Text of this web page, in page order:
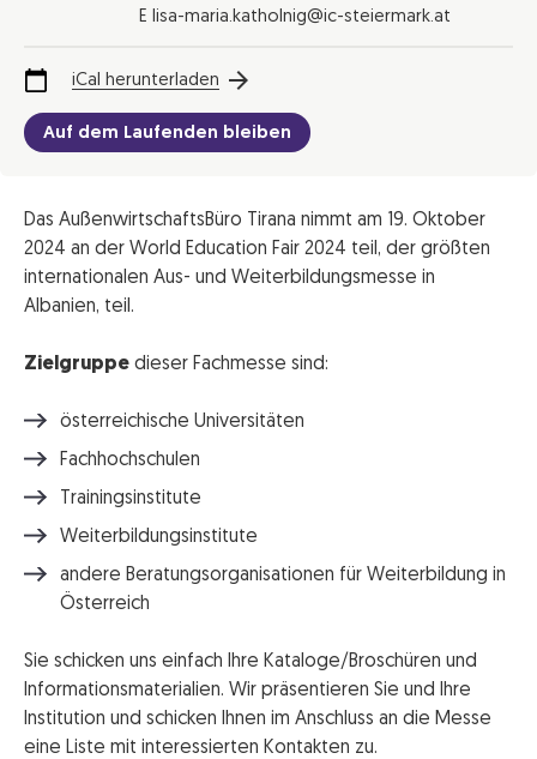
E lisa-maria.katholnig@ic-steiermark.at
iCal herunterladen
Auf dem Laufenden bleiben
Das AußenwirtschaftsBüro Tirana nimmt am 19. Oktober
2024 an der World Education Fair 2024 teil, der größten
internationalen Aus- und Weiterbildungsmesse in
Albanien, teil.
Zielgruppe dieser Fachmesse sind:
österreichische Universitäten
Fachhochschulen
Trainingsinstitute
Weiterbildungsinstitute
andere Beratungsorganisationen für Weiterbildung in
Österreich
Sie schicken uns einfach Ihre Kataloge/Broschüren und
Informationsmaterialien. Wir präsentieren Sie und Ihre
Institution und schicken Ihnen im Anschluss an die Messe
eine Liste mit interessierten Kontakten zu.